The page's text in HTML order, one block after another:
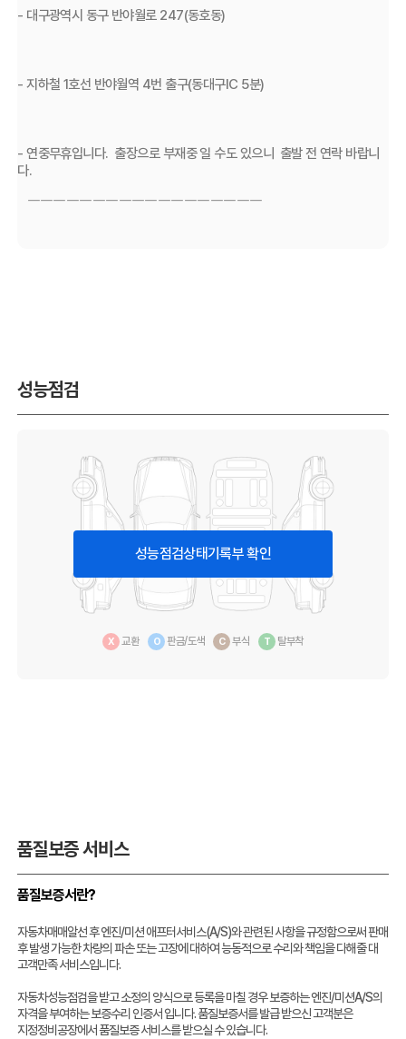
- 대구광역시 동구 반야월로 247(동호동)
- 지하철 1호선 반야월역 4번 출구(동대구IC 5분)
- 연중무휴입니다.  출장으로 부재중 일 수도 있으니  출발 전 연락 바랍니
다.
   ￣￣￣￣￣￣￣￣￣￣￣￣￣￣￣￣￣￣
성능점검
X 교환 O 판금/도색 C 부식 T 탈부착
성능점검상태기록부 확인
품질보증 서비스
품질보증서란?
자동차매매알선 후 엔진/미션 애프터서비스(A/S)와 관련된 사항을 규정함으로써 판매
후 발생 가능한 차량의 파손 또는 고장에 대하여 능동적으로 수리와 책임을 다해줄 대
고객만족 서비스입니다.
자동차성능점검을 받고 소정의 양식으로 등록을 마칠 경우 보증하는 엔진/미션A/S의
자격을 부여하는 보증수리 인증서 입니다. 품질보증서를 발급 받으신 고객분은
지정정비공장에서 품질보증 서비스를 받으실 수 있습니다.